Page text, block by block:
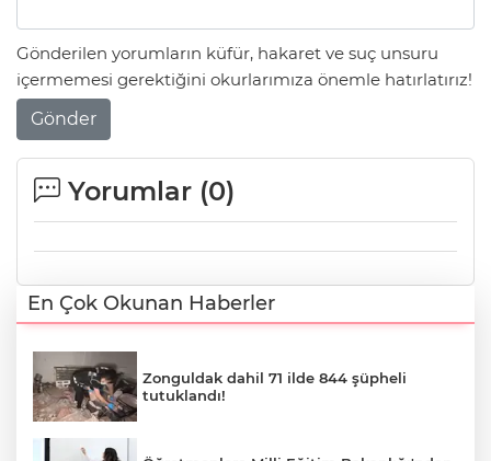
Gönderilen yorumların küfür, hakaret ve suç unsuru
içermemesi gerektiğini okurlarımıza önemle hatırlatırız!
Gönder
Yorumlar (0)
En Çok Okunan Haberler
Zonguldak dahil 71 ilde 844 şüpheli
tutuklandı!